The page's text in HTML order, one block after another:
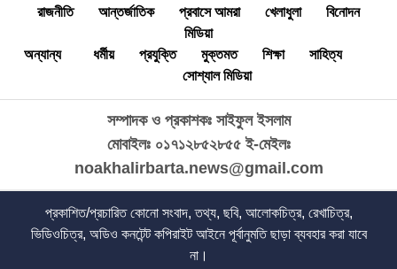
রাজনীতি
আন্তর্জাতিক প্রবাসে আমরা খেলাধুলা
বিনোদন
মিডিয়া
অন্যান্য
ধর্মীয় প্রযুক্তি মুক্তমত শিক্ষা
সাহিত্য
সোশ্যাল মিডিয়া
সম্পাদক ও প্রকাশকঃ সাইফুল ইসলাম
মোবাইলঃ ০১৭১২৮৫২৮৫৫ ই-মেইলঃ
noakhalirbarta.news@gmail.com
প্রকাশিত/প্রচারিত কোনো সংবাদ, তথ্য, ছবি, আলোকচিত্র, রেখাচিত্র,
ভিডিওচিত্র, অডিও কনটেন্ট কপিরাইট আইনে পূর্বানুমতি ছাড়া ব্যবহার করা যাবে
না।